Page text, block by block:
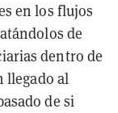
en los flujos
de
dentro de
llegado al
de si